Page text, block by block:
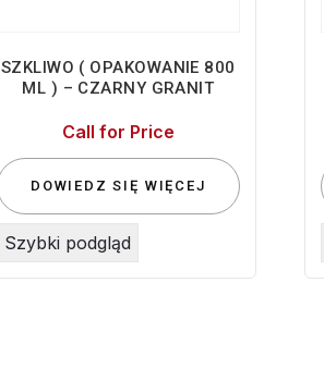
SZKLIWO ( OPAKOWANIE 800
ML ) – CZARNY GRANIT
Call for Price
DOWIEDZ SIĘ WIĘCEJ
Szybki podgląd